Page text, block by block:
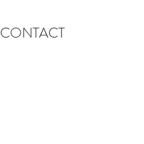
CONTACT